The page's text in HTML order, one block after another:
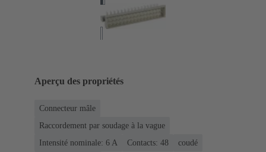
Aperçu des propriétés
Connecteur mâle
Raccordement par soudage à la vague
Intensité nominale: ‌6 A
Contacts: 48
coudé